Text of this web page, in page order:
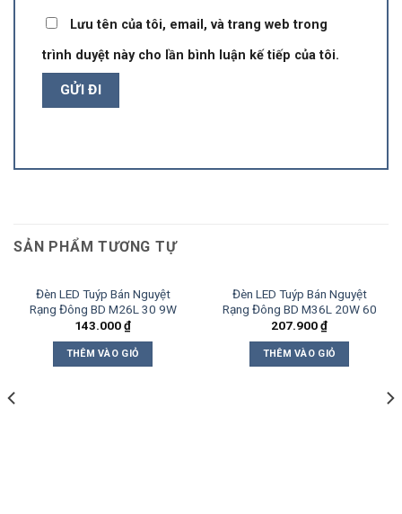
Lưu tên của tôi, email, và trang web trong
trình duyệt này cho lần bình luận kế tiếp của tôi.
SẢN PHẨM TƯƠNG TỰ
Đèn LED Tuýp Bán Nguyệt
Rạng Đông BD M26L 30 9W
143.000₫
THÊM VÀO GIỎ
Đèn LED Tuýp Bán Nguyệt
Rạng Đông BD M36L 20W 60
207.900₫
THÊM VÀO GIỎ